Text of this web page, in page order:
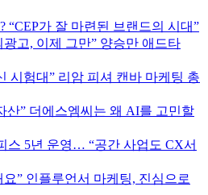
“CEP가 잘 마련된 브랜드의 시대”
고, 이제 그만” 양승만 애드타
시험대” 리암 피셔 캔바 마케팅 총
산” 더에스엠씨는 왜 AI를 고민할
스 5년 운영… “공간 사업도 CX서
” 인플루언서 마케팅, 진심으로